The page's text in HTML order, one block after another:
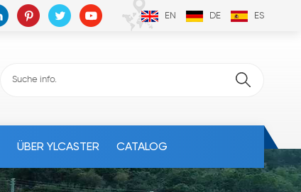
EN DE ES
ÜBER YLCASTER CATALOG